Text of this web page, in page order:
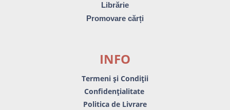
Librărie
Promovare cărți
INFO
Termeni și Condiții
Confidențialitate
Politica de Livrare